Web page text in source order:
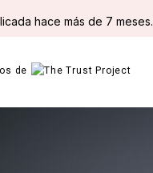
hace más de 7 meses.
de